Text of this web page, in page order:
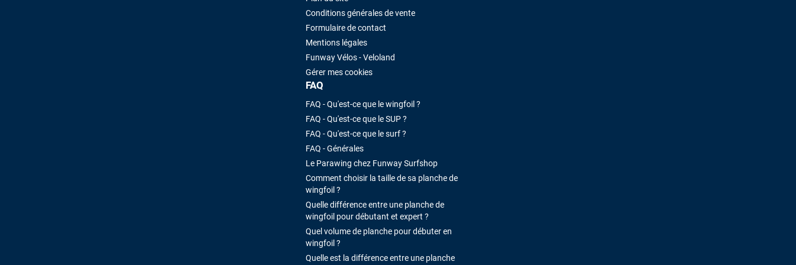
Conditions générales de vente
Formulaire de contact
Mentions légales
Funway Vélos - Veloland
Gérer mes cookies
FAQ
FAQ - Qu'est-ce que le wingfoil ?
FAQ - Qu'est-ce que le SUP ?
FAQ - Qu'est-ce que le surf ?
FAQ - Générales
Le Parawing chez Funway Surfshop
Comment choisir la taille de sa planche de
wingfoil ?
Quelle différence entre une planche de
wingfoil pour débutant et expert ?
Quel volume de planche pour débuter en
wingfoil ?
Quelle est la différence entre une planche
Cela faisait 6 mois que je galérais à remplacer ma board eux m'ont
excellent prix et en plus super sympas. Merci encore pour cette severne
été rapide. La voile est arrivée en super état. Mauruuru roa.
VOIR TOUS LES AVIS